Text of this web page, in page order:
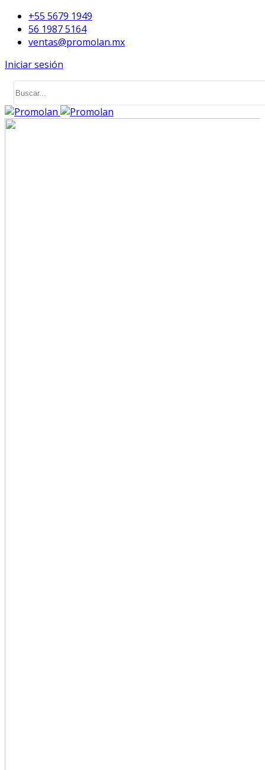
+55 5679 1949
56 1987 5164
ventas@promolan.mx
Iniciar sesión